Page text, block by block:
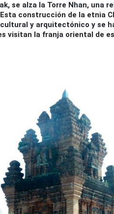
se alza la Torre Nhan, una
construcción de la etnia
y arquitectónico y se
visitan la franja oriental de